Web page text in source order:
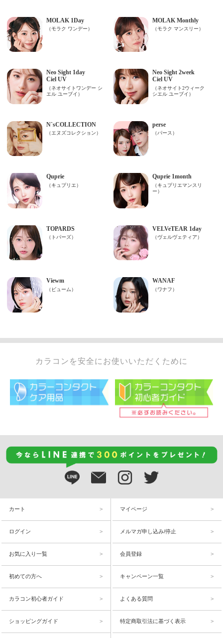
カラコンを安全にお使いいただくために
カート マイページ
ログイン メルマガ申し込み/停止
お気に入り一覧 会員登録
初めての方へ キャンペーン一覧
カラコン初心者ガイド よくある質問
ショッピングガイド 特定商取引法に基づく表示